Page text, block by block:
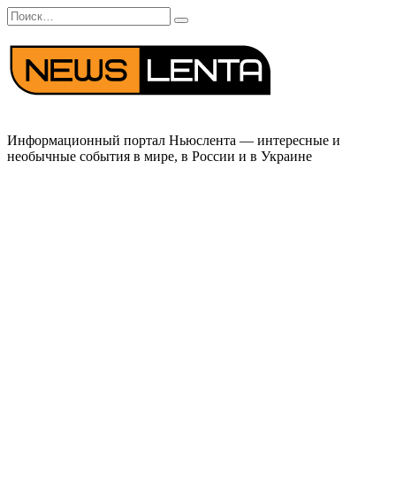
Перейти
к
содержанию
Search
for:
Информационный портал Ньюслента — интересные и
необычные события в мире, в России и в Украине